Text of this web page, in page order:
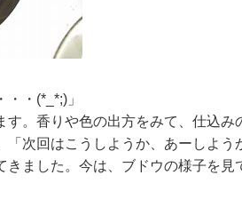
・(*_*;)」
。香りや色の出方をみて、仕込み
次回はこうしようか、あーしよう
ました。今は、ブドウの様子を見